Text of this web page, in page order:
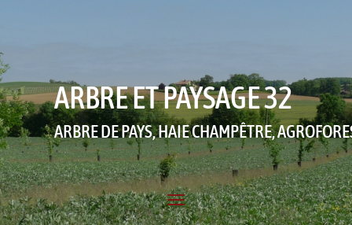
ARBRE ET PAYSAGE 32
ARBRE DE PAYS, HAIE CHAMPÊTRE,